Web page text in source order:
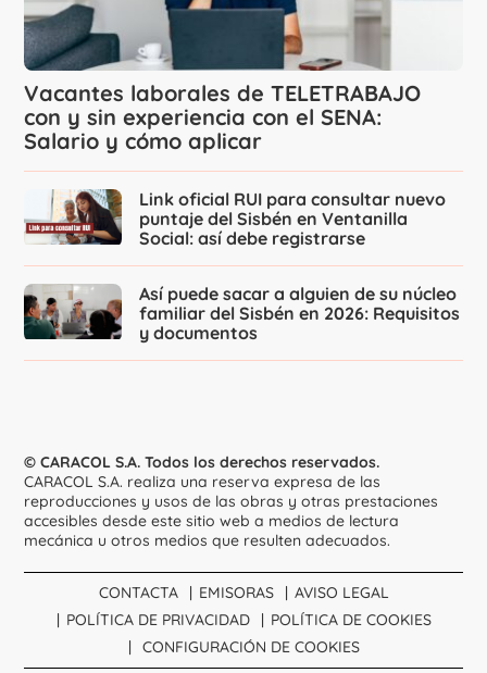
Vacantes laborales de TELETRABAJO
con y sin experiencia con el SENA:
Salario y cómo aplicar
Link oficial RUI para consultar nuevo
puntaje del Sisbén en Ventanilla
Social: así debe registrarse
Así puede sacar a alguien de su núcleo
familiar del Sisbén en 2026: Requisitos
y documentos
© CARACOL S.A. Todos los derechos reservados.
CARACOL S.A. realiza una reserva expresa de las
reproducciones y usos de las obras y otras prestaciones
accesibles desde este sitio web a medios de lectura
mecánica u otros medios que resulten adecuados.
CONTACTA EMISORAS
AVISO LEGAL
POLÍTICA DE PRIVACIDAD
POLÍTICA DE COOKIES
CONFIGURACIÓN DE COOKIES